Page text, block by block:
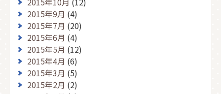
2015年9月 (4)
2015年7月 (20)
2015年6月 (4)
2015年5月 (12)
2015年4月 (6)
2015年3月 (5)
2015年2月 (2)